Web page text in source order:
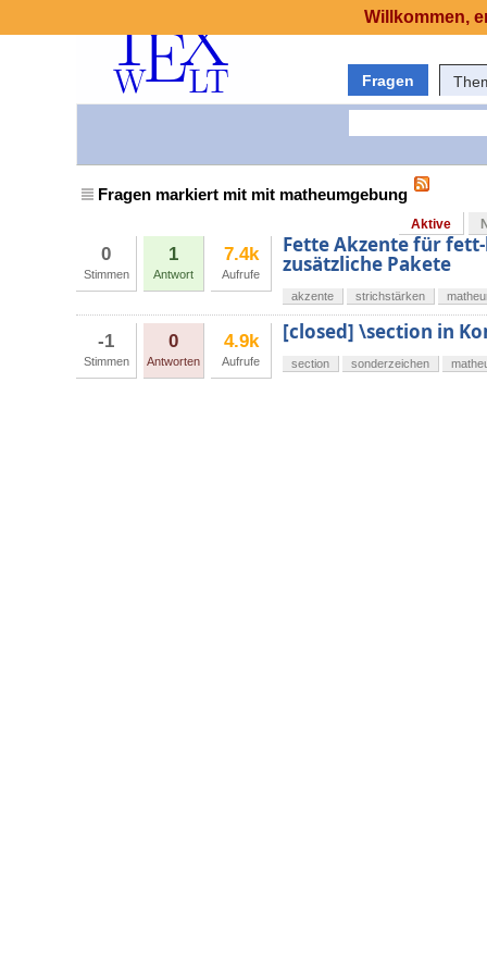
Fragen
Fragen markiert mit mit matheumgebung
Aktive
0
Stimmen
1
Antwort
7.4k
Aufrufe
Fette Akzente für
zusätzliche Pakete
akzente strichstärken
-1
Stimmen
0
Antworten
4.9k
Aufrufe
[closed] \section in
section sonderzeichen
Willkommen,